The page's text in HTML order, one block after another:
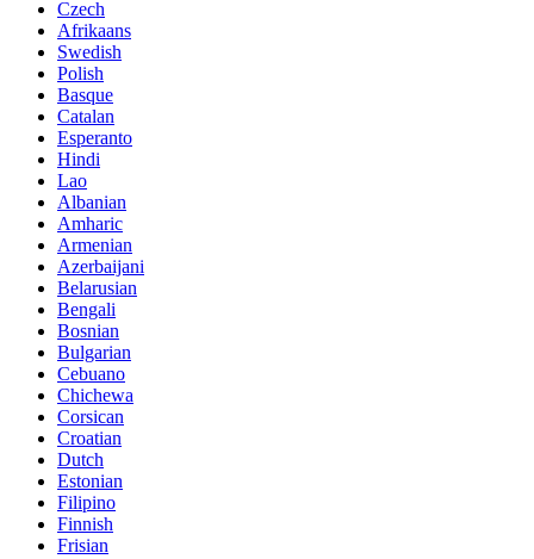
Czech
Afrikaans
Swedish
Polish
Basque
Catalan
Esperanto
Hindi
Lao
Albanian
Amharic
Armenian
Azerbaijani
Belarusian
Bengali
Bosnian
Bulgarian
Cebuano
Chichewa
Corsican
Croatian
Dutch
Estonian
Filipino
Finnish
Frisian